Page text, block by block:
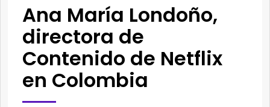
Ana María Londoño,
directora de
Contenido de Netflix
en Colombia